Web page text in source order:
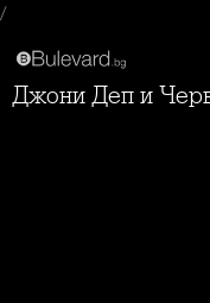
/
Джони Деп и